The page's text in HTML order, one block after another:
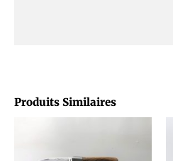
Produits Similaires